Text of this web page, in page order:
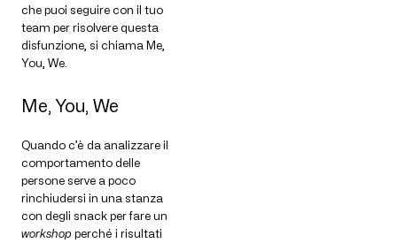
che puoi seguire con il tuo
team per risolvere questa
disfunzione, si chiama Me,
You, We.
Me, You, We
Quando c’è da analizzare il
comportamento delle
persone serve a poco
rinchiudersi in una stanza
con degli snack per fare un
workshop perché i risultati